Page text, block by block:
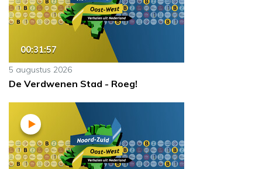
00:31:57
5 augustus 2026
De Verdwenen Stad - Roeg!